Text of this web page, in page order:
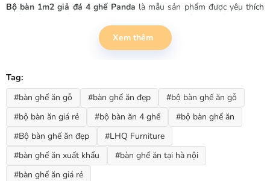
Bộ bàn 1m2 giả đá 4 ghế Panda là mẫu sản phẩm được yêu thích
nhất tại Nội Thất LHQ. Với hai lựa chọn màu sắc tinh tế –
màu Walnut
sang trọng – bộ bàn ăn này phù hợp
với mọi không gian, từ chung cư hiện đại đến nhà phố cổ điển.
Bàn có kích thước120x75x75cm, vừa vặn cho 4 người ngồi thoải
mái. Mặt bàn làm từchất liệu giả đá cao cấpvới tông màu sáng
(trắng kem, vân đá nhẹ), mang vẻ đẹp sang trọng như đá thật nhưng
có nhiều ưu điểm vượt trội:
Chịu nhiệt tốt, chống thấm tuyệt đối.
Chống trầy xước, không bị ố vàng.
Xem thêm
Tag:
#bàn ghế ăn gỗ
#bàn ghế ăn đẹp
#bộ bàn ghế ăn gỗ
#bộ bàn ăn giá rẻ
#bộ bàn ăn 4 ghế
#bộ bàn ghế ăn
#Bộ bàn ghế ăn đẹp
#LHQ Furniture
#bàn ghế ăn xuất khẩu
#bàn ghế ăn tại hà nội
#bàn ghế ăn giá rẻ